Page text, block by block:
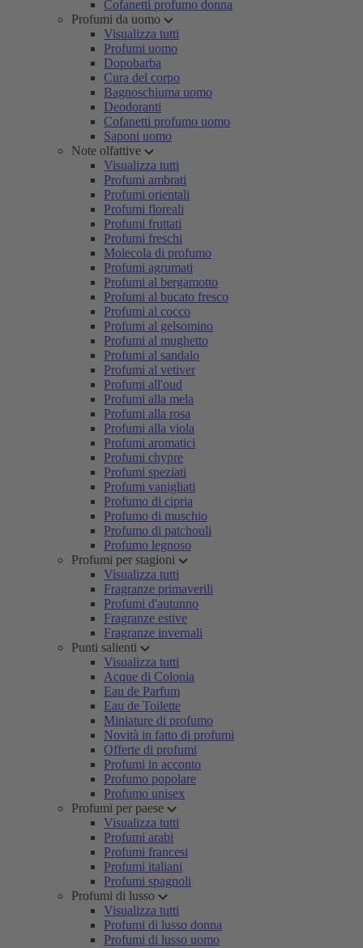
Cofanetti profumo donna
Profumi da uomo
Visualizza tutti
Profumi uomo
Dopobarba
Cura del corpo
Bagnoschiuma uomo
Deodoranti
Cofanetti profumo uomo
Saponi uomo
Note olfattive
Visualizza tutti
Profumi ambrati
Profumi orientali
Profumi floreali
Profumi fruttati
Profumi freschi
Molecola di profumo
Profumi agrumati
Profumi al bergamotto
Profumi al bucato fresco
Profumi al cocco
Profumi al gelsomino
Profumi al mughetto
Profumi al sandalo
Profumi al vetiver
Profumi all'oud
Profumi alla mela
Profumi alla rosa
Profumi alla viola
Profumi aromatici
Profumi chypre
Profumi speziati
Profumi vanigliati
Profumo di cipria
Profumo di muschio
Profumo di patchouli
Profumo legnoso
Profumi per stagioni
Visualizza tutti
Fragranze primaverili
Profumi d'autunno
Fragranze estive
Fragranze invernali
Punti salienti
Visualizza tutti
Acque di Colonia
Eau de Parfum
Eau de Toilette
Miniature di profumo
Novità in fatto di profumi
Offerte di profumi
Profumi in acconto
Profumo popolare
Profumo unisex
Profumi per paese
Visualizza tutti
Profumi arabi
Profumi francesi
Profumi italiani
Profumi spagnoli
Profumi di lusso
Visualizza tutti
Profumi di lusso donna
Profumi di lusso uomo